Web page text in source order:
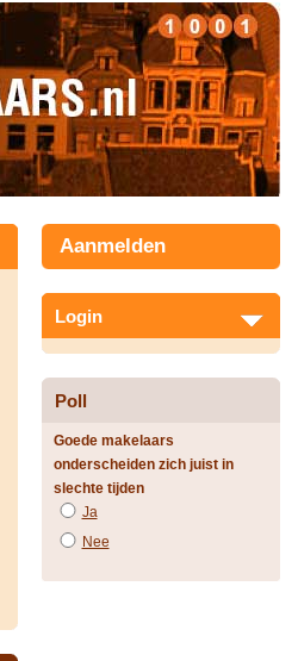
Aanmelden
Login
Poll
Goede makelaars
onderscheiden zich juist in
slechte tijden
Ja
Nee